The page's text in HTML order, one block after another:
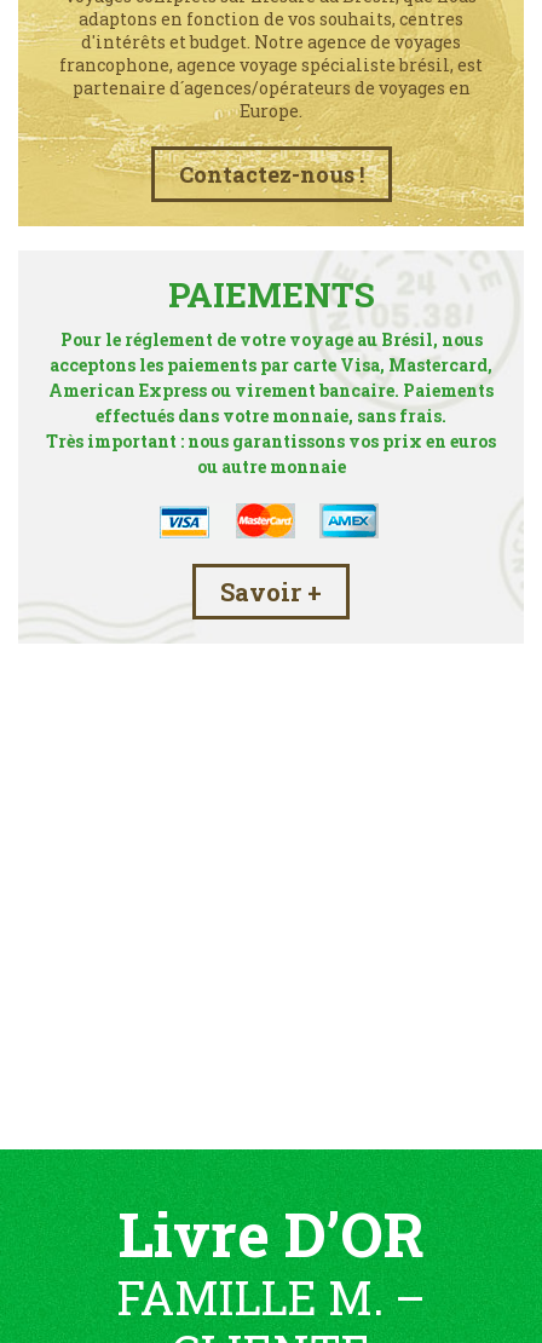
adaptons en fonction de vos souhaits, centres
d'intérêts et budget. Notre agence de voyages
francophone, agence voyage spécialiste brésil, est
partenaire d´agences/opérateurs de voyages en
Europe.
Contactez-nous !
PAIEMENTS
Pour le réglement de votre voyage au Brésil, nous
acceptons les paiements par carte Visa, Mastercard,
American Express ou virement bancaire. Paiements
effectués dans votre monnaie, sans frais.
Très important : nous garantissons vos prix en euros
ou autre monnaie
Savoir +
Livre D’OR
FAMILLE M. –